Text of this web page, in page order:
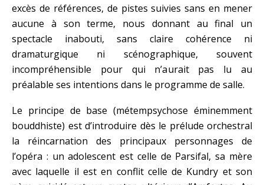
excès de références, de pistes suivies sans en mener
aucune à son terme, nous donnant au final un
spectacle inabouti, sans claire cohérence ni
dramaturgique ni scénographique, souvent
incompréhensible pour qui n’aurait pas lu au
préalable ses intentions dans le programme de salle.
Le principe de base (métempsychose éminemment
bouddhiste) est d’introduire dès le prélude orchestral
la réincarnation des principaux personnages de
l’opéra : un adolescent est celle de Parsifal, sa mère
avec laquelle il est en conflit celle de Kundry et son